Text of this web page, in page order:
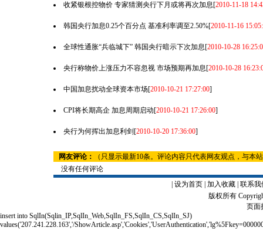
收紧银根控物价 专家猜测央行下月或将再次加息[2010-11-18
韩国央行加息0.25个百分点 基准利率调至2.50%[2010-11-16
全球性通胀“兵临城下” 韩国央行暗示下次加息[2010-10-28
央行称物价上涨压力不容忽视 市场预期再加息[2010-10-28
中国加息扰动全球资本市场[2010-10-21 17:27:00]
CPI将长期高企 加息周期启动[2010-10-21 17:26:00]
央行为何挥出加息利剑 [2010-10-20 17:36:00]
网友评论：
（只显示最新10条。评论内容只代表网友观点，与本
没有任何评论
设为首页| 加入收藏| 联系我
版权所有
页面
insert into SqlIn(Sqlin_IP,SqlIn_Web,SqlIn_FS,SqlIn_CS,SqlIn_SJ)
values('207.241.228.163','/